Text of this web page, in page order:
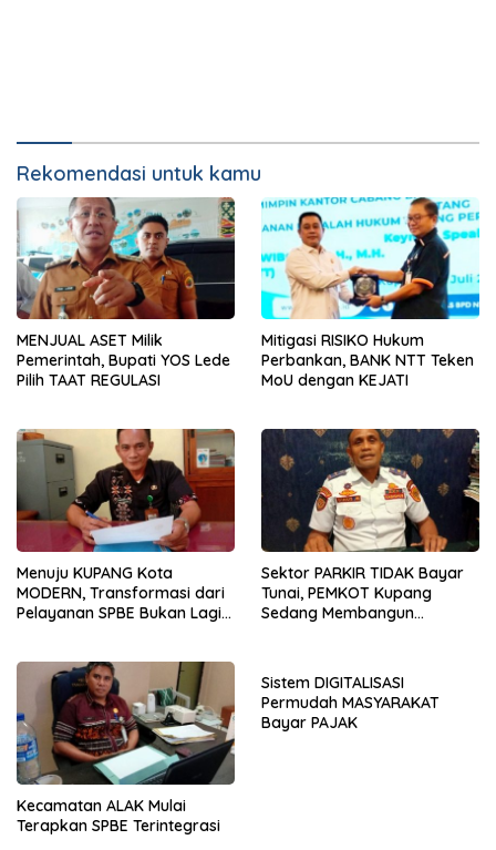
Rekomendasi untuk kamu
MENJUAL ASET Milik
Pemerintah, Bupati YOS Lede
Pilih TAAT REGULASI
Mitigasi RISIKO Hukum
Perbankan, BANK NTT Teken
MoU dengan KEJATI
Menuju KUPANG Kota
MODERN, Transformasi dari
Pelayanan SPBE Bukan Lagi
Sektor PARKIR TIDAK Bayar
Tunai, PEMKOT Kupang
Sedang Membangun
Kecamatan ALAK Mulai
Terapkan SPBE Terintegrasi
Sistem DIGITALISASI
Permudah MASYARAKAT
Bayar PAJAK